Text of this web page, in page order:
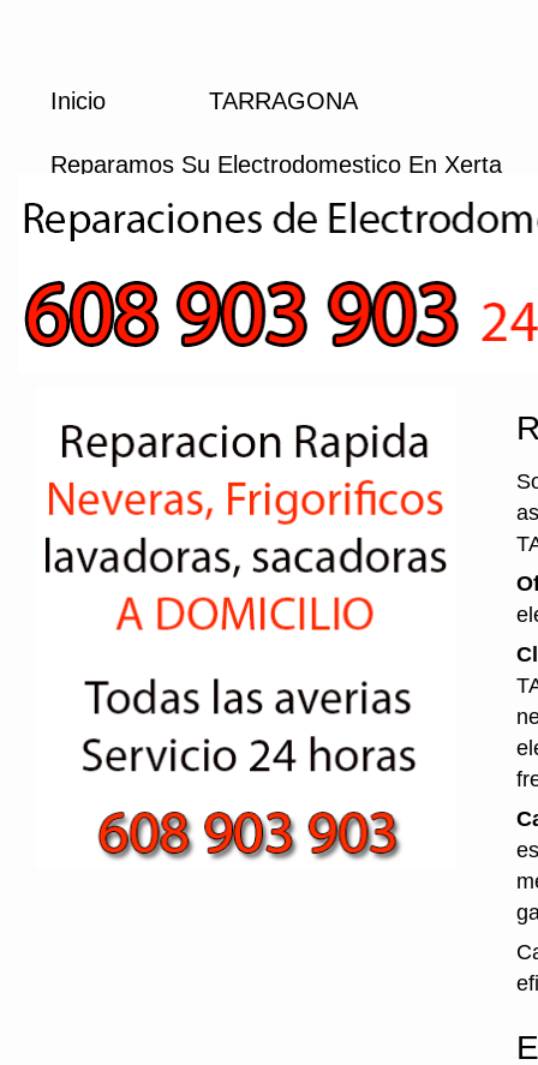
Inicio TARRAGONA
Reparamos Su Electrodomestico En Xerta